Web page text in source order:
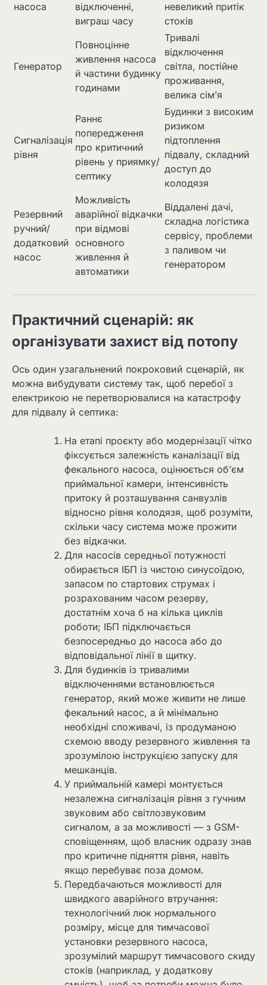
насоса
відключенні,
виграш часу
невеликий притік
стоків
Генератор
Повноцінне
живлення насоса
й частини будинку
годинами
Тривалі
відключення
світла, постійне
проживання,
велика сім’я
Сигналізація
рівня
Раннє
попередження
про критичний
рівень у приямку/
септику
Будинки з високим
ризиком
підтоплення
підвалу, складний
доступ до
колодязя
Резервний
ручний/
додатковий
насос
Можливість
аварійної відкачки
при відмові
основного
живлення й
автоматики
Віддалені дачі,
складна логістика
сервісу, проблеми
з паливом чи
генератором
Практичний сценарій: як
організувати захист від потопу
Ось один узагальнений покроковий сценарій, як
можна вибудувати систему так, щоб перебої з
електрикою не перетворювалися на катастрофу
для підвалу й септика:
На етапі проєкту або модернізації чітко
фіксується залежність каналізації від
фекального насоса, оцінюється об’єм
приймальної камери, інтенсивність
притоку й розташування санвузлів
відносно рівня колодязя, щоб розуміти,
скільки часу система може прожити
без відкачки.
Для насосів середньої потужності
обирається ІБП із чистою синусоїдою,
запасом по стартових струмах і
розрахованим часом резерву,
достатнім хоча б на кілька циклів
роботи; ІБП підключається
безпосередньо до насоса або до
відповідальної лінії в щитку.
Для будинків із тривалими
відключеннями встановлюється
генератор, який може живити не лише
фекальний насос, а й мінімально
необхідні споживачі, із продуманою
схемою вводу резервного живлення та
зрозумілою інструкцією запуску для
мешканців.
У приймальній камері монтується
незалежна сигналізація рівня з гучним
звуковим або світлозвуковим
сигналом, а за можливості — з GSM-
сповіщенням, щоб власник одразу знав
про критичне підняття рівня, навіть
якщо перебуває поза домом.
Передбачаються можливості для
швидкого аварійного втручання:
технологічний люк нормального
розміру, місце для тимчасової
установки резервного насоса,
зрозумілий маршрут тимчасового скиду
стоків (наприклад, у додаткову